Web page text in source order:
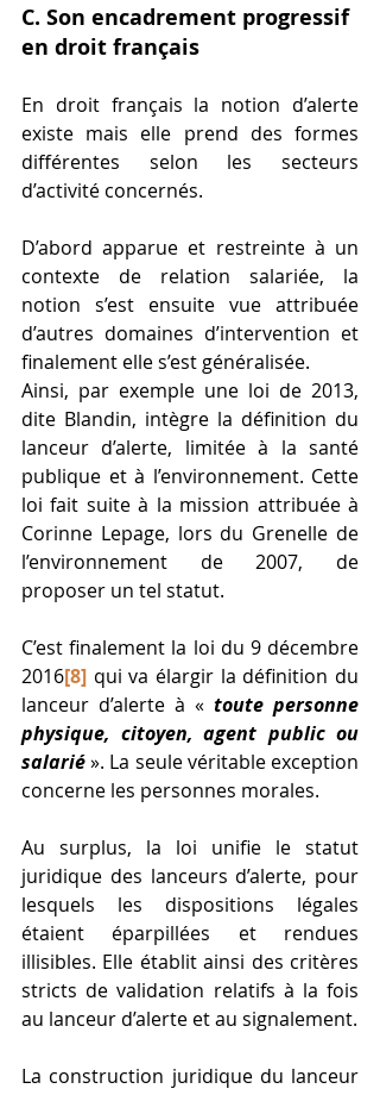
C. Son encadrement progressif
en droit français
En droit français la notion d’alerte
existe mais elle prend des formes
différentes selon les secteurs
d’activité concernés.
D’abord apparue et restreinte à un
contexte de relation salariée, la
notion s’est ensuite vue attribuée
d’autres domaines d’intervention et
finalement elle s’est généralisée.
Ainsi, par exemple une loi de 2013,
dite Blandin, intègre la définition du
lanceur d’alerte, limitée à la santé
publique et à l’environnement. Cette
loi fait suite à la mission attribuée à
Corinne Lepage, lors du Grenelle de
l’environnement de 2007, de
proposer un tel statut.
C’est finalement la loi du 9 décembre
2016[8] qui va élargir la définition du
lanceur d’alerte à « toute personne
physique, citoyen, agent public ou
salarié ». La seule véritable exception
concerne les personnes morales.
Au surplus, la loi unifie le statut
juridique des lanceurs d’alerte, pour
lesquels les dispositions légales
étaient éparpillées et rendues
illisibles. Elle établit ainsi des critères
stricts de validation relatifs à la fois
La construction juridique du lanceur